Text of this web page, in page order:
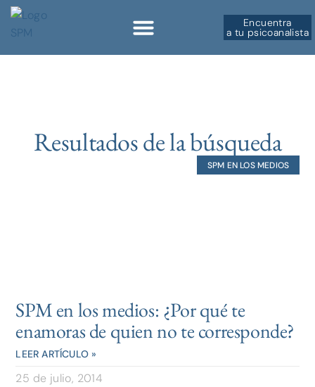
Encuentra
a tu psicoanalista
Resultados de la búsqueda
SPM EN LOS MEDIOS
SPM en los medios: ¿Por qué te
enamoras de quien no te corresponde?
LEER ARTÍCULO »
25 de julio, 2014